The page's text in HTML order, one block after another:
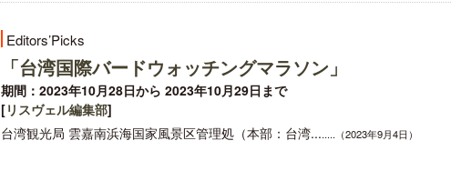
Editors’Picks
「台湾国際バードウォッチングマラソン」
期間：2023年10月28日から 2023年10月29日まで
[リスヴェル編集部]
台湾観光局 雲嘉南浜海国家風景区管理処（本部：台湾........（2023年9月4日）